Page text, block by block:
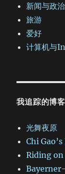
新闻与政治
旅游
爱好
计算机与
我追踪的博客
光舞夜原
Chi
Riding on